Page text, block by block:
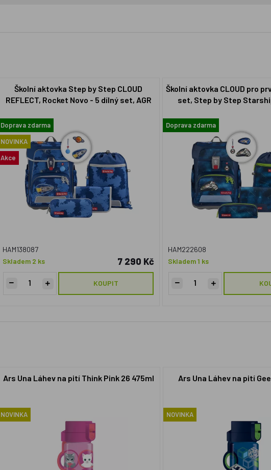
Školní aktovka Step by Step CLOUD
REFLECT, Rocket Novo - 5 dílný set, AGR
Doprava zdarma
NOVINKA
Akce
HAM138087
Skladem 2 ks
7 290 Kč
KOUPIT
Školní aktovka CLOUD pro
set, Step by Step
Doprava zdarma
HAM222608
Skladem 1 ks
Ars Una Láhev na pití Think Pink 26 475ml
NOVINKA
Ars Una Láhev na pití
NOVINKA